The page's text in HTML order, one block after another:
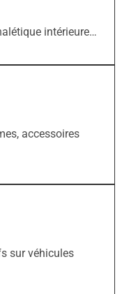
intérieure…
accessoires
sur véhicules